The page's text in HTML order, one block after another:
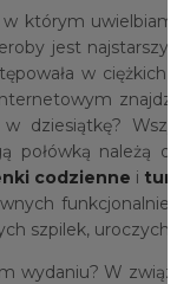
którym
jest
w
w dziesiątkę?
połówką należą
codzienne i
szpilek,
wydaniu? W